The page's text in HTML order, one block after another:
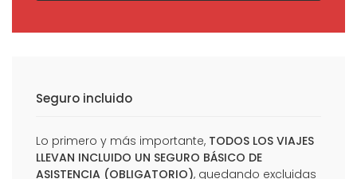
Seguro incluido
Lo primero y más importante, TODOS LOS VIAJES
LLEVAN INCLUIDO UN SEGURO BÁSICO DE
ASISTENCIA (OBLIGATORIO), quedando excluidas